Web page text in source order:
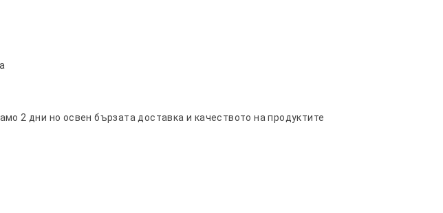
2 дни но освен бързата доставка и качеството на продуктите